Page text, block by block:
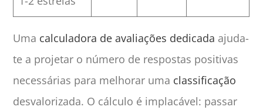
Uma calculadora de avaliações dedicada ajuda-
te a projetar o número de respostas positivas
necessárias para melhorar uma classificação
desvalorizada. O cálculo é implacável: passar